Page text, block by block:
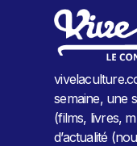
semaine, une
(films, livres,
d’actualité